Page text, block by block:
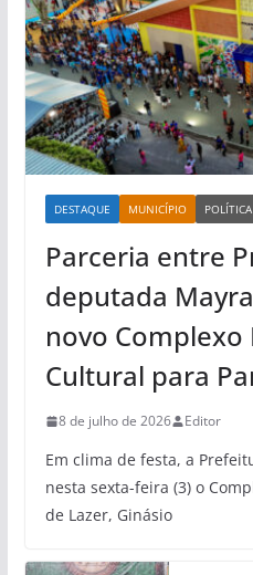
DESTAQUE MUNICÍPIO POLÍTICA
Parceria entre
deputada
novo Complexo
Cultural para
8 de julho de 2026 Editor
Em clima de festa, a
nesta sexta-feira (3) o
de Lazer, Ginásio